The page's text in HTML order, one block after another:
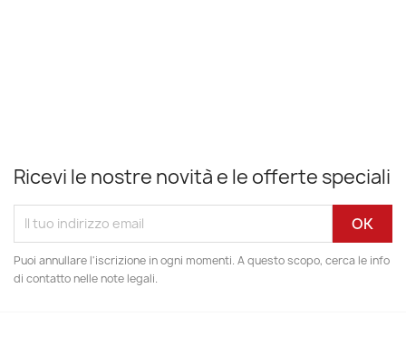
Ricevi le nostre novità e le offerte speciali
Puoi annullare l'iscrizione in ogni momenti. A questo scopo, cerca le info
di contatto nelle note legali.